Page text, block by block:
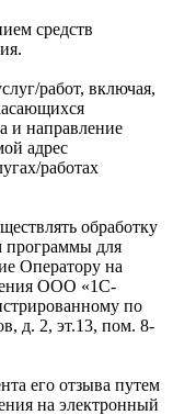
средств
работ, включая,
и направление
адрес
работах
обработку
программы для
Оператору на
ООО «1С-
по
д. 2, эт.13, пом. 8-
его отзыва путем
на электронный